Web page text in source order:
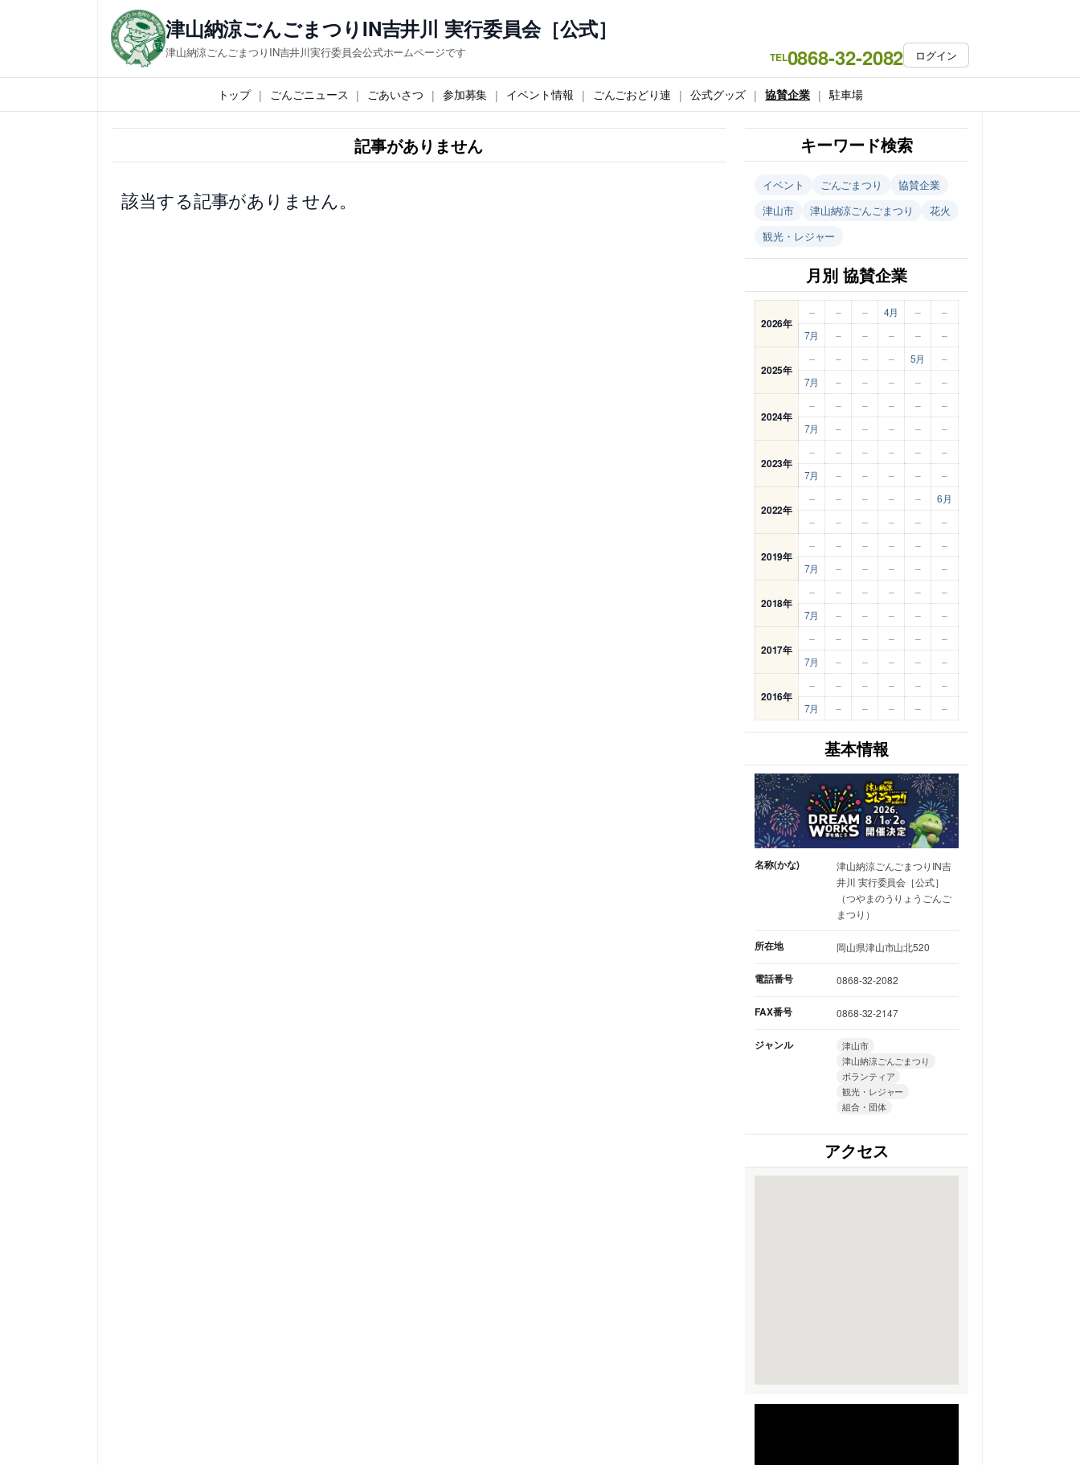
ス
キ
津山納涼ごんごまつりIN吉井川 実行委員会［公式］
津山納涼ごんごまつりIN吉井川実行委員会公式ホームページです TEL0868-32-2082 ログイン
トップ ごんごニュース ごあいさつ 参加募集 イベント情報 ごんごおどり連 公式グッズ 協賛企業 駐車場
記事がありません
該当する記事がありません。
キーワード検索
イベント ごんごまつり
協賛企業
津山市
津山納涼ごんごまつり
花火
観光・レジャー
月別 協賛企業
2026年
– – – 4月 –
–
7月
– – – – –
2025年
– – – – 5月
–
7月
– – – – –
2024年
– – – – –
–
7月
– – – – –
2023年
– – – – –
–
7月
– – – – –
2022年
– – – – –
6月
–
– – – – –
2019年
– – – – –
–
7月
– – – – –
2018年
– – – – –
–
7月
– – – – –
2017年
– – – – –
–
7月
– – – – –
2016年
– – – – –
–
7月
– – – – –
基本情報
名称(かな)
津山納涼ごんごまつりIN吉
井川 実行委員会［公式］
（つやまのうりょうごんご
まつり）
所在地 岡山県津山市山北520
電話番号 0868-32-2082
FAX番号 0868-32-2147
ジャンル
津山市
津山納涼ごんごまつり
ボランティア
観光・レジャー
組合・団体
アクセス